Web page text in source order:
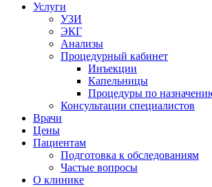
Услуги
УЗИ
ЭКГ
Анализы
Процедурный кабинет
Инъекции
Капельницы
Процедуры по
Консультации специалистов
Врачи
Цены
Пациентам
Подготовка к обследованиям
Частые вопросы
О клинике